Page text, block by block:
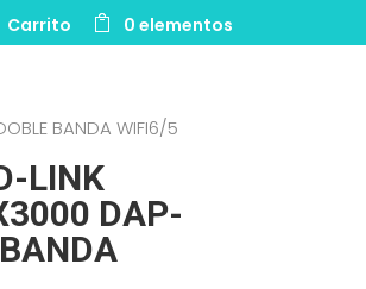
Carrito 0 elementos
BANDA WIFI6/5
LINK
DAP-